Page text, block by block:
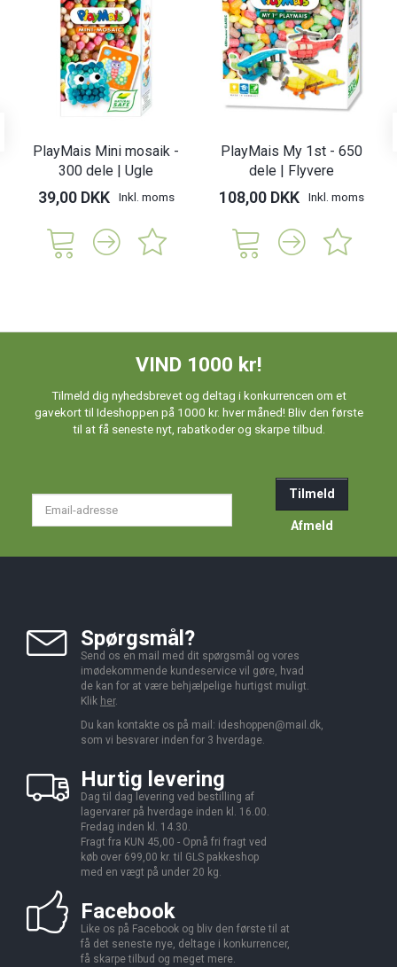
PlayMais Mini mosaik -
300 dele | Ugle
39,00 DKK Inkl. moms
PlayMais My 1st - 650
dele | Flyvere
108,00 DKK Inkl. moms
VIND 1000 kr!
Tilmeld dig nyhedsbrevet og deltag i konkurrencen om et
gavekort til Ideshoppen på 1000 kr. hver måned! Bliv den første
til at få seneste nyt, rabatkoder og skarpe tilbud.
Tilmeld
Afmeld
Spørgsmål?
Send os en mail med dit spørgsmål og vores
imødekommende kundeservice vil gøre, hvad
de kan for at være behjælpelige hurtigst muligt.
Klik her.
Du kan kontakte os på mail: ideshoppen@mail.dk,
som vi besvarer inden for 3 hverdage.
Hurtig levering
Dag til dag levering ved bestilling af
lagervarer på hverdage inden kl. 16.00.
Fredag inden kl. 14.30.
Fragt fra KUN 45,00 - Opnå fri fragt ved
køb over 699,00 kr. til GLS pakkeshop
med en vægt på under 20 kg.
Facebook
Like os på Facebook og bliv den første til at
få det seneste nye, deltage i konkurrencer,
få skarpe tilbud og meget mere.